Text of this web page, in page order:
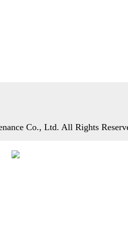
Co., Ltd. All Rights